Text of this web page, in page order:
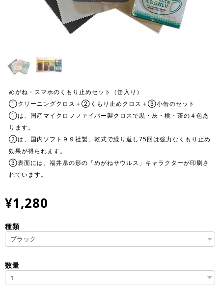
めがね・スマホのくもり止めセット（缶入り）
①クリーニングクロス＋②くもり止めクロス＋③小缶のセット
①は、国産マイクロフファイバー製クロスで黒・灰・桃・茶の４色あ
ります。
②は、国内ソフト９９社製、乾式で繰り返し75回は強力なくもり止め
効果が得られます。
③表面には、福井県の形の「めがねサウルス」キャラクターが印刷さ
れています。
¥1,280
種類
数量